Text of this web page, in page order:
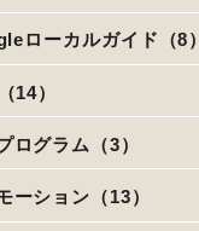
ローカルガイド（8）
14）
ログラム（3）
ーション（13）